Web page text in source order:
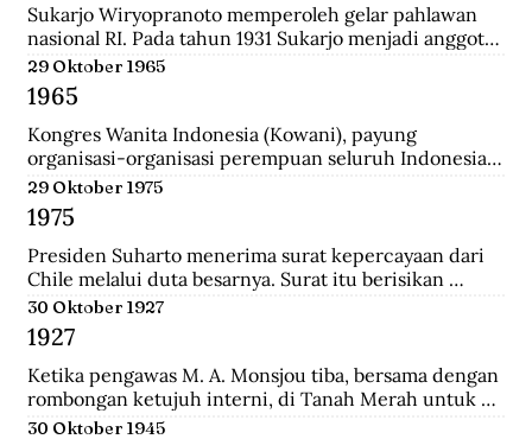
Sukarjo Wiryopranoto memperoleh gelar pahlawan
nasional RI. Pada tahun 1931 Sukarjo menjadi anggota
Volksraad bersama dr. Sutomo, ia mendirikan
Persatuan Bangsa Indonesia (PBI). Kemudia tahun
1936, pindah ke Partai Indonesia Raya (Parindra).
Seteleh kemerdekaan, Sukarjo pernah menduduki
jabatan Duta Besar Indonesia Republik Indonesia di
Vatikan, Duta Besar Luar Biasa di Italia.
29 Oktober 1965
1965
Kongres Wanita Indonesia (Kowani), payung
organisasi-organisasi perempuan seluruh Indonesia,
mengeluarkan Gerwani sebagai anggota.
29 Oktober 1975
1975
Presiden Suharto menerima surat kepercayaan dari
Chile melalui duta besarnya. Surat itu berisikan
adanya hubungan diplomatik antara Indonesia-CHile.
30 Oktober 1927
1927
Ketika pengawas M. A. Monsjou tiba, bersama dengan
rombongan ketujuh interni, di Tanah Merah untuk
menggantikan Kapten Becking sebagai penguasa
30 Oktober 1945